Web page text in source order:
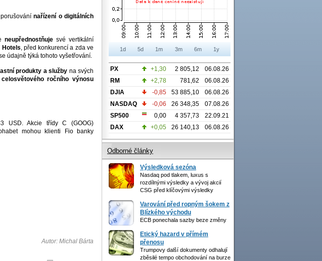
nařízení o digitálních
neupřednostňujesvé vertikální
Hotels, před konkurencí a zda ve
údajně týká tohoto vyšetřování.
produkty a služby na svých
ročního výnosu
USD. Akcie třídy C (GOOG)
mohou klienti Fio banky
Autor: Michal Bárta
1d 5d 1m 3m 6m 1y
PX +1,30 2 805,12
06.08.26
RM
+2,78 781,62
06.08.26
DJIA
-0,85 53 885,10
06.08.26
NASDAQ
-0,06 26 348,35
07.08.26
SP500
0,00 4 357,73
22.09.21
DAX
+0,05 26 140,13 06.08.26
Odborné články
Výsledková sezóna
Nasdaq pod tlakem, luxus s
rozdílnými výsledky a vývoj akcií
CSG před klíčovými výsledky
Varování před ropným šokem z
Blízkého východu
ECB ponechala sazby beze změny
Etický hazard v přímém
přenosu
Trumpovy další dokumenty odhalují
zběsilé tempo obchodování na burze